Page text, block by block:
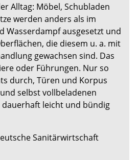
Alltag: Möbel, Schubladen
werden anders als im
Wasserdampf ausgesetzt und
die diesem u. a. mit
gewachsen sind. Das
oder Führungen. Nur so
durch, Türen und Korpus
selbst vollbeladenen
dauerhaft leicht und bündig
Sanitärwirtschaft